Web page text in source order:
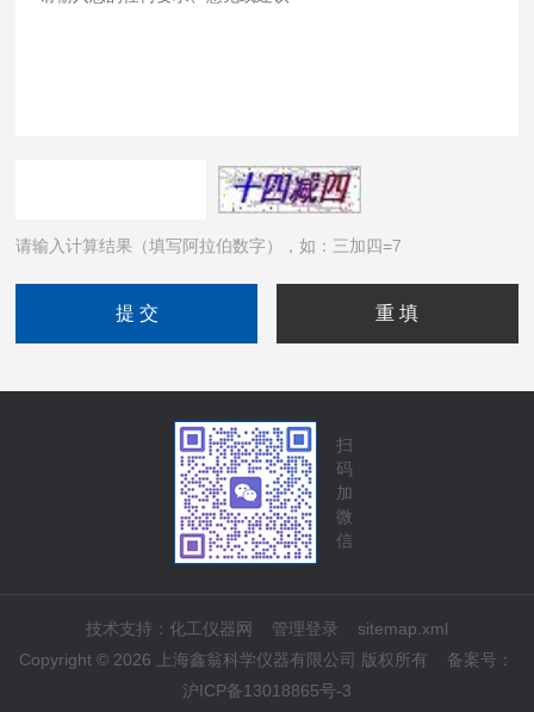
请输入计算结果（填写阿拉伯数字），如：三加四=7
扫
码
加
微
信
技术支持： 化工仪器网 管理登录
sitemap.xml
Copyright © 2026 上海鑫翁科学仪器有限公司 版权所有 备案号：
沪ICP备13018865号-3